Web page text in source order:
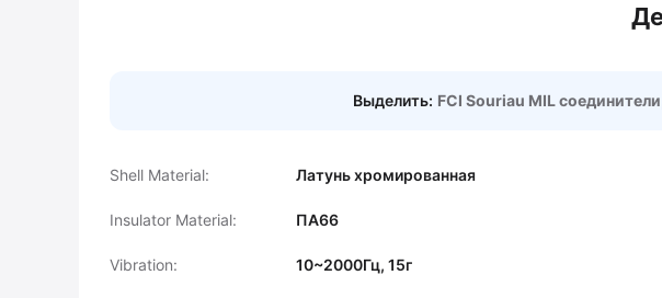
Выделить: FCI Souriau MIL соединители
Shell Material: Латунь хромированная
Insulator Material: ПА66
Vibration: 10~2000Гц, 15г